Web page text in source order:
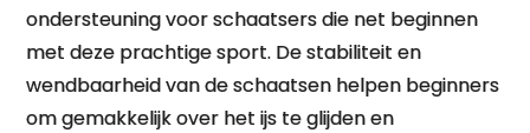
ondersteuning voor schaatsers die net beginnen
met deze prachtige sport. De stabiliteit en
wendbaarheid van de schaatsen helpen beginners
om gemakkelijk over het ijs te glijden en